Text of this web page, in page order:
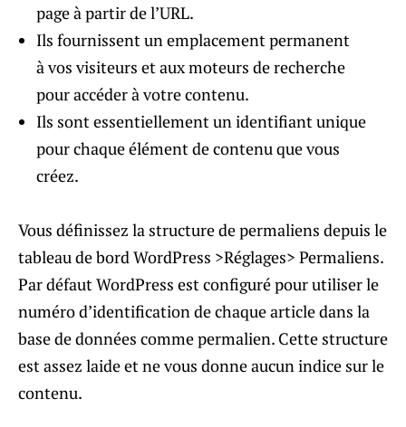
page à partir de l’URL.
Ils fournissent un emplacement permanent
à vos visiteurs et aux moteurs de recherche
pour accéder à votre contenu.
Ils sont essentiellement un identifiant unique
pour chaque élément de contenu que vous
créez.
Vous définissez la structure de permaliens depuis le
tableau de bord WordPress >Réglages> Permaliens.
Par défaut WordPress est configuré pour utiliser le
numéro d’identification de chaque article dans la
base de données comme permalien. Cette structure
est assez laide et ne vous donne aucun indice sur ​​le
contenu.